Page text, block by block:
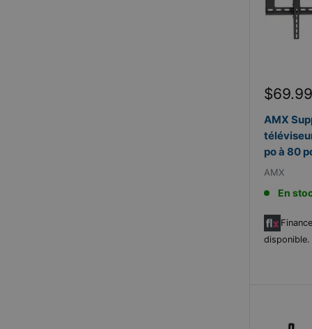
Prix
$69.99
AMX
po à 80
AMX
En
disponible.